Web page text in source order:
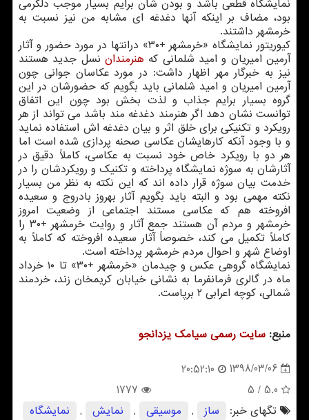
نمایشگاه قطعی باشد و بودن شأن برایم بسیار موجب دلگرمی
بود، مضاف بر اینكه آنها دغدغه ای مشابه من نیز نسبت به
خرمشهر داشتند.
كیوریتور نمایشگاه «خرمشهر +۳۰» درانتها در مورد حضور و آثار
آرمین امیریان و امید شلمانی كه هنرمندان نسل جدید هستند
نیز به خبرگار مهر اظهار داشت: در مورد عكاسان جوانی چون
آرمین امیریان و امید شلمانی باید بگویم كه حضورشان در این
گروه بسیار برایم جذاب و لذت بخش بود چون این اتفاق
توانست نشان دهد اگر هنرمند دغدغه مند باشد می تواند از هر
رویكرد و تكنیكی برای خلق اثر و بیان دغدغه اش استفاده نماید
و با وجود آنكه كارهایشان عكاسی صحنه پردازی شده است اما
هر دو با رویكرد خاص خود نسبت به عكاسی، كاملاً دقیق در
آثارشان به سوژه نمایشگاه پرداخته و تكنیك و رویكردشان را در
خدمت بیان سوژه قرار داده اند كه این نكته به نظر من بسیار
نكته مهمی بود و البته باید بگویم آثار بهروز بادروج و سعیده
افروخته هم كه عكاسی مستند اجتماعی از وضعیت امروز
خرمشهر و مردم آن هستند جمع آثار و روایت خرمشهر +۳۰ را
كاملاً تكمیل می كند، خصوصاً آثار سعیده افروخته كه كاملاً به
اوضاع شهر و احوال مردم خرمشهر پرداخته است.
نمایشگاه گروهی عكس و چیدمان «خرمشهر +۳۰» تا ۱۰ خرداد
ماه در گالری فرمانفرما به نشانی خیابان كریمخان زند، خردمند
شمالی، كوچه اعرابی ۲ برپاست.
منبع: سایت رسمی سیامك یزدانجو
1398/03/06
20:52:10
5.0
/ 5
1777
تگهای خبر:
ساز , موسیقی , نمایش ,
نمایشگاه